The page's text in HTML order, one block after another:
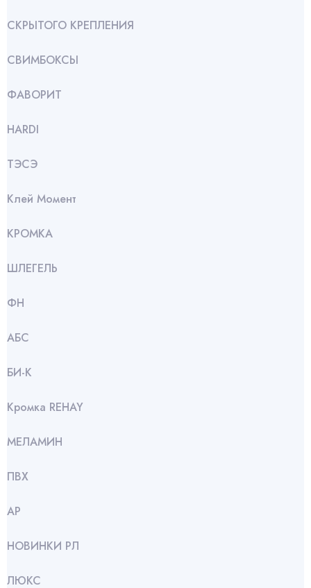
СКРЫТОГО КРЕПЛЕНИЯ
СВИМБОКСЫ
ФАВОРИТ
HARDI
ТЭСЭ
Клей Момент
КРОМКА
ШЛЕГЕЛЬ
ФН
АБС
БИ-К
Кромка REHAY
МЕЛАМИН
ПВХ
АР
НОВИНКИ РЛ
ЛЮКС